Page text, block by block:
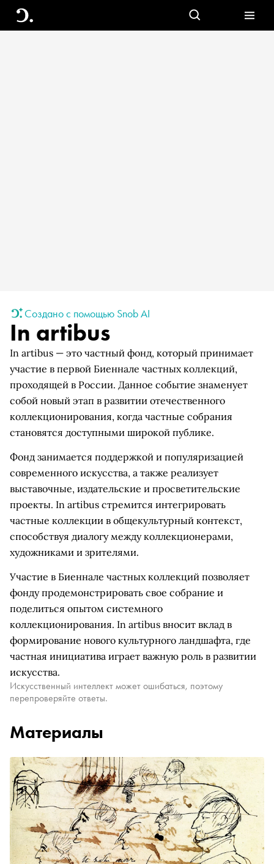
Создано с помощью Snob AI
In artibus
In artibus — это частный фонд, который принимает
участие в первой Биеннале частных коллекций,
проходящей в России. Данное событие знаменует
собой новый этап в развитии отечественного
коллекционирования, когда частные собрания
становятся доступными широкой публике.
Фонд занимается поддержкой и популяризацией
современного искусства, а также реализует
выставочные, издательские и просветительские
проекты. In artibus стремится интегрировать
частные коллекции в общекультурный контекст,
способствуя диалогу между коллекционерами,
художниками и зрителями.
Участие в Биеннале частных коллекций позволяет
фонду продемонстрировать свое собрание и
поделиться опытом системного
коллекционирования. In artibus вносит вклад в
формирование нового культурного ландшафта, где
частная инициатива играет важную роль в развитии
искусства.
Искусственный интеллект может ошибаться, поэтому
перепроверяйте ответы.
Материалы